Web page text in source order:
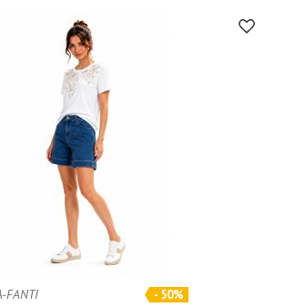
- 50%
FANTI